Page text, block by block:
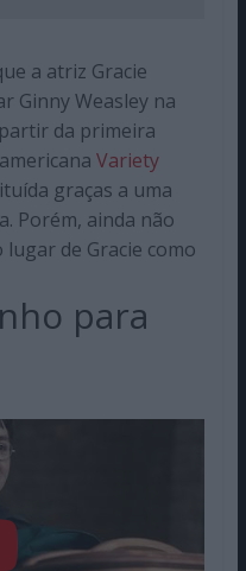
a atriz Gracie
Ginny Weasley na
da primeira
Variety
graças a uma
Porém, ainda não
de Gracie como
para